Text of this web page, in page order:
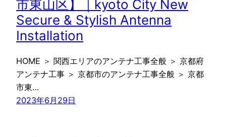
市東山区】｜kyoto City New
Secure & Stylish Antenna
Installation
HOME ＞ 関西エリアのアンテナ工事全般 ＞ 京都府
アンテナ工事 ＞ 京都市のアンテナ工事全般 ＞ 京都
市東…
2023年6月29日